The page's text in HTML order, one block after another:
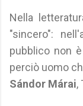
Nella
"sincero":
pubblico non
perciò uomo
Sándor Márai,